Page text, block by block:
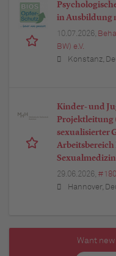
in Ausbildung
10.07.2026,
BW) e.V.
Konstanz, Deutschland
Kinder- und
Projektleitung
sexualisierter
Arbeitsbereich
Sexualmedizin
29.06.2026,
Hannover,
Want